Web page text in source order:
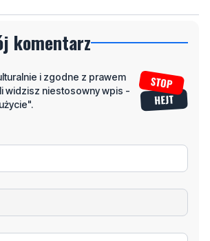
komentarz
i zgodne z prawem
widzisz niestosowny wpis -